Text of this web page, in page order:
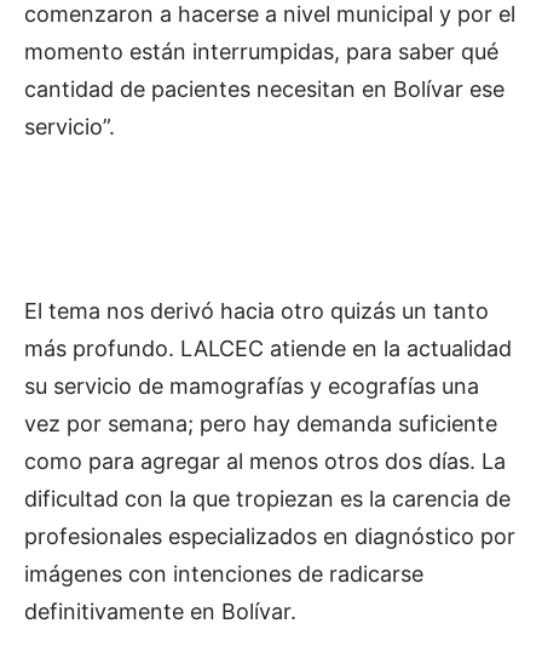
comenzaron a hacerse a nivel municipal y por el
momento están interrumpidas, para saber qué
cantidad de pacientes necesitan en Bolívar ese
servicio”.
El tema nos derivó hacia otro quizás un tanto
más profundo. LALCEC atiende en la actualidad
su servicio de mamografías y ecografías una
vez por semana; pero hay demanda suficiente
como para agregar al menos otros dos días. La
dificultad con la que tropiezan es la carencia de
profesionales especializados en diagnóstico por
imágenes con intenciones de radicarse
definitivamente en Bolívar.